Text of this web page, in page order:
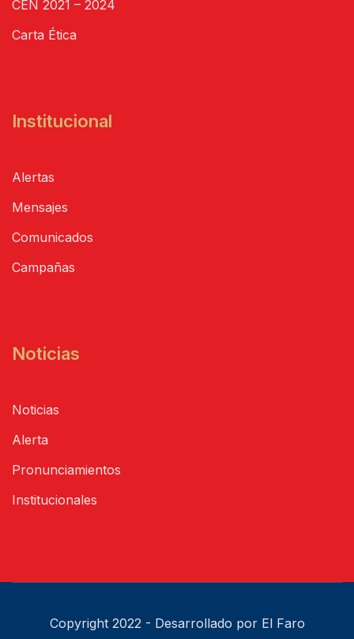
CEN 2021 – 2024
Carta Ética
Institucional
Alertas
Mensajes
Comunicados
Campañas
Noticias
Noticias
Alerta
Pronunciamientos
Institucionales
Copyright 2022 - Desarrollado por El Faro